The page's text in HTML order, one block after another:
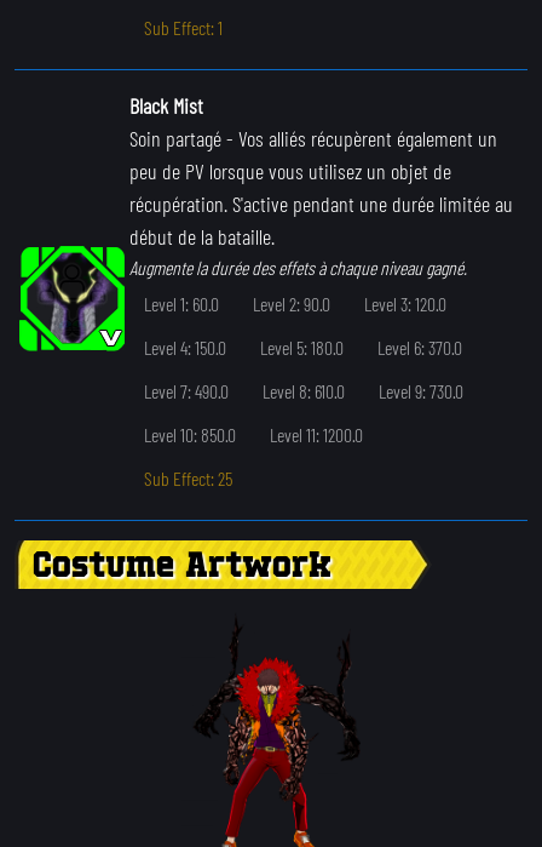
Sub Effect: 1
Black Mist
Soin partagé- Vos alliés récupèrent également un
peu de PV lorsque vous utilisez un objet de
récupération. S'active pendant une durée limitée au
début de la bataille.
Augmente la durée des effets à chaque niveau gagné.
Level 1: 60.0
Level 2: 90.0
Level 3: 120.0
Level 4: 150.0
Level 5: 180.0
Level 6: 370.0
Level 7: 490.0
Level 8: 610.0
Level 9: 730.0
Level 10: 850.0
Level 11: 1200.0
Sub Effect: 25
Costume Artwork